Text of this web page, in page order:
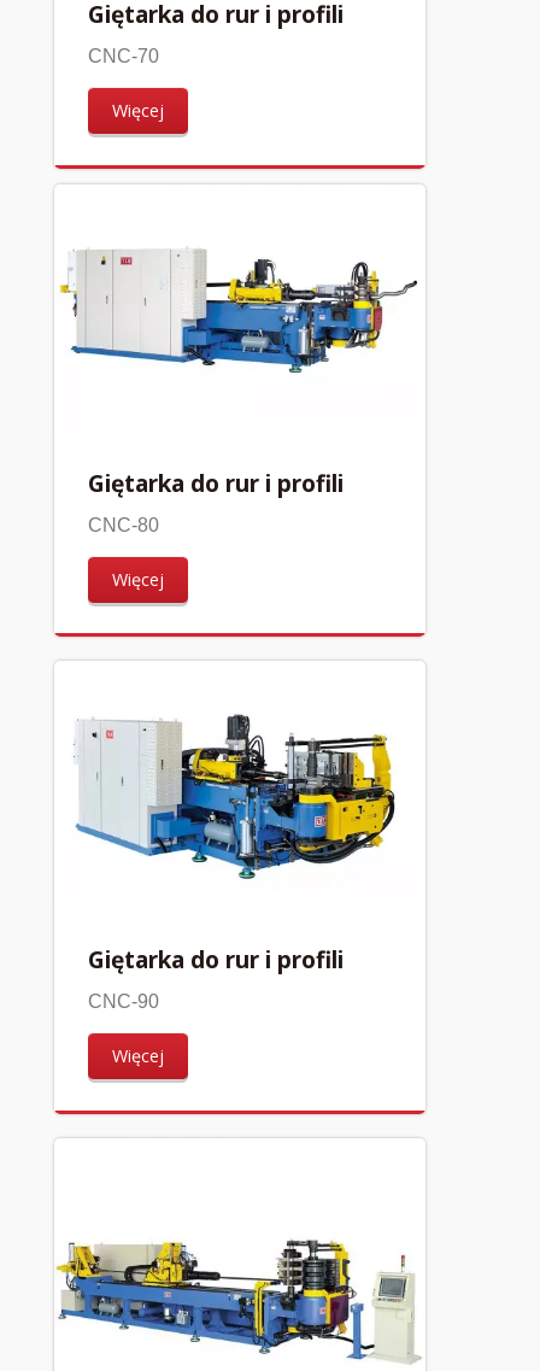
Giętarka do rur i profili
CNC-70
Więcej
Giętarka do rur i profili
CNC-80
Więcej
Giętarka do rur i profili
CNC-90
Więcej